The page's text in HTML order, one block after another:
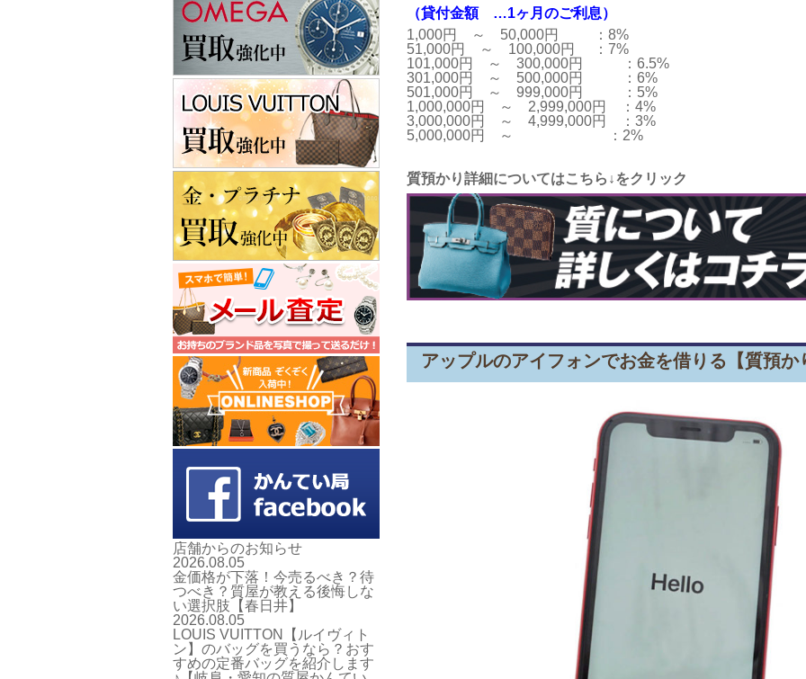
（貸付金額 …1ヶ月のご利息）
1,000円　～　50,000円　	　：8%
51,000円　～　100,000円	　：7%
101,000円　～　300,000円	　：6.5%
301,000円　～　500,000円	　：6%
501,000円　～　999,000円	　：5%
1,000,000円　～　2,999,000円　：4%
3,000,000円　～　4,999,000円　：3%
5,000,000円　～	　　　　　　：2%
質預かり詳細についてはこちら ↓をクリック
アップルのアイフォンでお金を借りる【質預か
店舗からのお知らせ
2026.08.05
金価格が下落！今売るべき？待
つべき？質屋が教える後悔しな
い選択肢【春日井】
2026.08.05
LOUIS VUITTON【ルイヴィト
ン】のバッグを買うなら？おす
すめの定番バッグを紹介します